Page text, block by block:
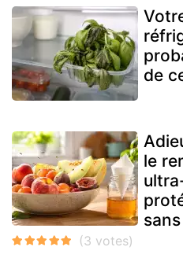
de
le